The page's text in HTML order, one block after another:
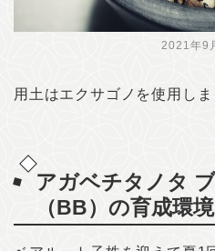
2021年9
用土はエクサゴノを使用しま
アガベチタノタ
（BB）の育成環境